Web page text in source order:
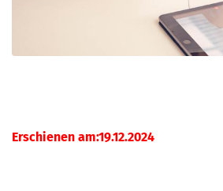
Erschienen am:19.12.2024